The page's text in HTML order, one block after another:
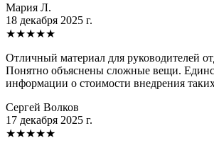
Мария Л.
18 декабря 2025 г.
★★★★★
Отличный материал для руководителей
Понятно объяснены сложные вещи.
информации о стоимости внедрения
Сергей Волков
17 декабря 2025 г.
★★★★★